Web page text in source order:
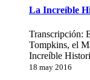
La Increíble
Transcripción:
Tompkins, el
Increíble
18 may 2016